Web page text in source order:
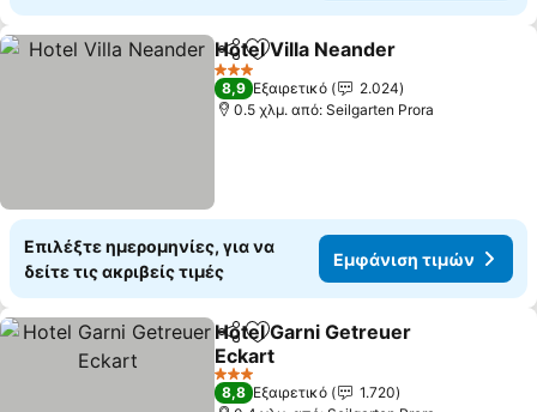
Κοινοποίηση
Προσθήκη στα αγαπημένα
Hotel Villa Neander
3 Αστέρια
8,9 Εξαιρετικό
2.024
0.5 χλμ. από: Seilgarten Prora
Επιλέξτε ημερομηνίες, για να
δείτε τις ακριβείς τιμές
Εμφάνιση τιμών
Κοινοποίηση
Προσθήκη στα αγαπημένα
Hotel Garni Getreuer
Eckart
3 Αστέρια
8,8 Εξαιρετικό
1.720